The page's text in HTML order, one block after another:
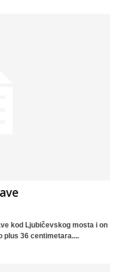
kod Ljubičevskog mosta i on
plus 36 centimetara....